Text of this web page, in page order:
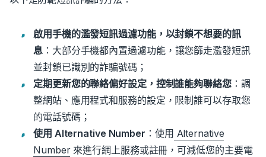
啟用手機的濫發短訊過濾功能，以封鎖不想要的訊
息：大部分手機都內置過濾功能，讓您篩走濫發短訊
並封鎖已識別的詐騙號碼；
定期更新您的聯絡偏好設定，控制誰能夠聯絡您：調
整網站、應用程式和服務的設定，限制誰可以存取您
的電話號碼；
使用 Alternative Number ：使用 Alternative
Number來進行網上服務或註冊，可減低您的主要電